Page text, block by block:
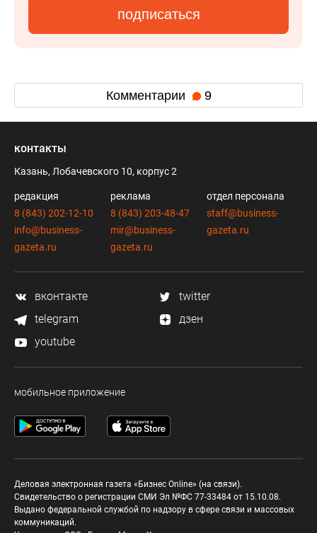
подписаться
Комментарии 9
контакты
Казань, Лобачевского 10, корпус 2
редакция
8 (843) 202-12-10
info@business-
gazeta.ru
реклама
8 (843) 203-48-47
mir@business-
gazeta.ru
отдел персонала
staff@business-
gazeta.ru
вконтакте
twitter
telegram
дзен
youtube
мобильное приложение
Деловая электронная газета «Бизнес Online» (на связи).
Свидетельство о регистрации СМИ Эл №ФС 77-33484 от 15.10.08.
Выдано федеральной службой по надзору в сфере связи и массовых
коммуникаций.